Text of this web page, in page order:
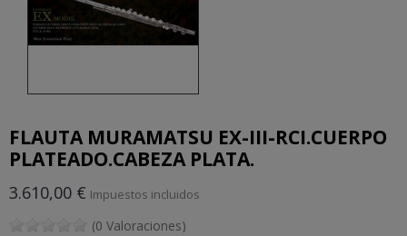
FLAUTA MURAMATSU EX-III-RCI.CUERPO
PLATEADO.CABEZA PLATA.
3.610,00 € Impuestos incluidos
(0 Valoraciones)